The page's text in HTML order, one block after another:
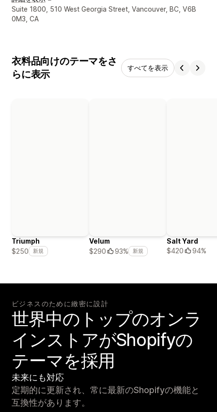
デザイナーの連絡先情報
Suite 1800, 510 West Georgia Street, Vancouver, BC, V6B
0M3, CA
衣料品向けのテーマをさ
らに表示
すべてを表示
Triumph
$250
新規
Velum
$290
93% 新規
Salt Yard
$420
94%
ビジネスのために緻密に設計
世界中のトップのオンラ
インストアがShopifyの
テーマを採用
未来にも対応
定期的に更新され、常に最新のShopifyの機能と
互換性があります。